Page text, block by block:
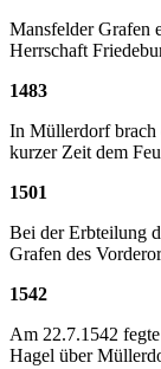
Mansfelder Grafen
Herrschaft
1483
In Müllerdorf brach
kurzer Zeit dem
1501
Bei der Erbteilung
Grafen des
1542
Am 22.7.1542
Hagel über